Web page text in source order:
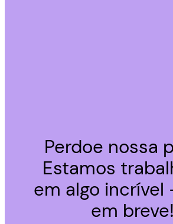
Perdoe nossa
Estamos
em algo
em breve!